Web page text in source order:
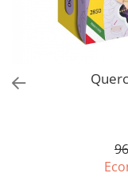
Decoratiuni
Jucarii educative
Figurine jucarii mici
Jucarii electronice